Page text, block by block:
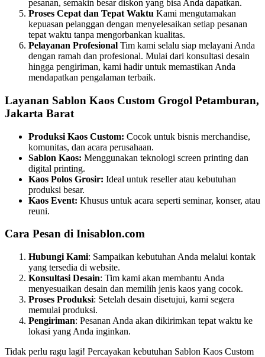
pesanan, semakin besar diskon yang bisa Anda dapatkan.
Proses Cepat dan Tepat Waktu Kami mengutamakan
kepuasan pelanggan dengan menyelesaikan setiap pesanan
tepat waktu tanpa mengorbankan kualitas.
Pelayanan Profesional Tim kami selalu siap melayani Anda
dengan ramah dan profesional. Mulai dari konsultasi desain
hingga pengiriman, kami hadir untuk memastikan Anda
mendapatkan pengalaman terbaik.
Layanan Sablon Kaos Custom Grogol Petamburan,
Jakarta Barat
Produksi Kaos Custom: Cocok untuk bisnis merchandise,
komunitas, dan acara perusahaan.
Sablon Kaos: Menggunakan teknologi screen printing dan
digital printing.
Kaos Polos Grosir: Ideal untuk reseller atau kebutuhan
produksi besar.
Kaos Event: Khusus untuk acara seperti seminar, konser, atau
reuni.
Cara Pesan di Inisablon.com
Hubungi Kami: Sampaikan kebutuhan Anda melalui kontak
yang tersedia di website.
Konsultasi Desain: Tim kami akan membantu Anda
menyesuaikan desain dan memilih jenis kaos yang cocok.
Proses Produksi: Setelah desain disetujui, kami segera
memulai produksi.
Pengiriman: Pesanan Anda akan dikirimkan tepat waktu ke
lokasi yang Anda inginkan.
Tidak perlu ragu lagi! Percayakan kebutuhan Sablon Kaos Custom